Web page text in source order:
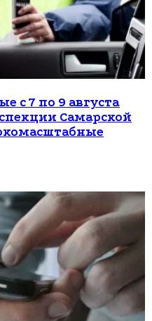
с 7 по 9 августа
Самарской